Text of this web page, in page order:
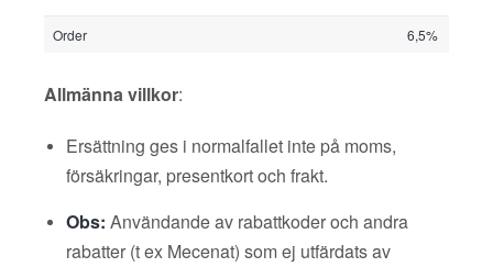
Order 6,5%
Allmänna villkor:
Ersättning ges i normalfallet inte på moms,
försäkringar, presentkort och frakt.
Obs: Användande av rabattkoder och andra
rabatter (t ex Mecenat) som ej utfärdats av